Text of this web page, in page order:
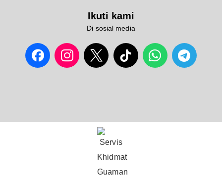
Ikuti kami
Di sosial media